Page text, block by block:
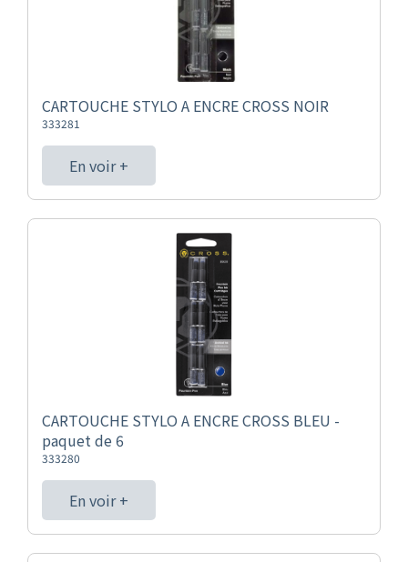
CARTOUCHE STYLO A ENCRE CROSS NOIR
333281
En voir +
CARTOUCHE STYLO A ENCRE CROSS BLEU -
paquet de 6
333280
En voir +